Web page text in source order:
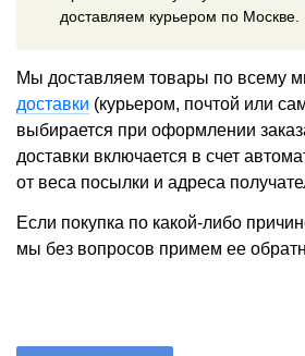
доставляем курьером по Москве.
Мы доставляем товары по всему
доставки (курьером, почтой или
выбирается при оформлении
доставки включается в счет
от веса посылки и адреса
Если покупка по какой-либо
мы без вопросов примем ее